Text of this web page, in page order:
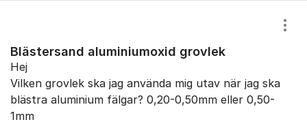
Blästersand aluminiumoxid grovlek
Hej
Vilken grovlek ska jag använda mig utav när jag ska
blästra aluminium fälgar? 0,20-0,50mm eller 0,50-
1mm